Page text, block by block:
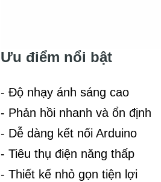
Ưu điểm nổi bật
- Độ nhạy ánh sáng cao
- Phản hồi nhanh và ổn định
- Dễ dàng kết nối Arduino
- Tiêu thụ điện năng thấp
- Thiết kế nhỏ gọn tiện lợi